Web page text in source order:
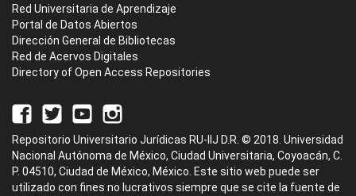
Red Universitaria de Aprendizaje
Portal de Datos Abiertos
Dirección General de Bibliotecas
Red de Acervos Digitales
Directory of Open Access Repositories
Repositorio Universitario Jurídicas RU-IIJ D.R. © 2018. Universidad
Nacional Autónoma de México, Ciudad Universitaria, Coyoacán, C.
P. 04510, Ciudad de México, México. Este sitio web puede ser
utilizado con fines no lucrativos siempre que se cite la fuente de